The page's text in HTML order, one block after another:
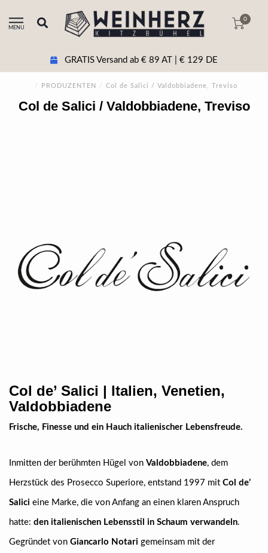
MENU
0
GRATIS Versand ab € 89 AT | € 129 DE
/ PRODUZENTEN / Col de Salici / Valdobbiadene, Treviso
Col de Salici / Valdobbiadene, Treviso
Col de’ Salici | Italien, Venetien,
Valdobbiadene
Frische, Finesse und ein Hauch italienischer Lebensfreude.
Inmitten der berühmten Hügel von Valdobbiadene, dem
Herzstück des Prosecco Superiore, entstand 1997 mit Col de’
Salici eine Marke, die von Anfang an einen klaren Anspruch
hatte: den italienischen Lebensstil in Schaum verwandeln.
Gegründet von Giancarlo Notari gemeinsam mit der